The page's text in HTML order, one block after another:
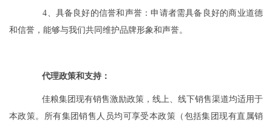
4、具备良好的信誉和声誉：申请者需具备良好的商业道德
和信誉，能够与我们共同维护品牌形象和声誉。
代理政策和支持：
佳粮集团现有销售激励政策，线上、线下销售渠道均适用于
本政策。所有集团销售人员均可享受本政策（包括集团现有直属销